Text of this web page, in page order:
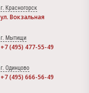
г. Красногорск
ул. Вокзальная
г. Мытищи
+7 (495) 477-55-49
г. Одинцово
+7 (495) 666-56-49